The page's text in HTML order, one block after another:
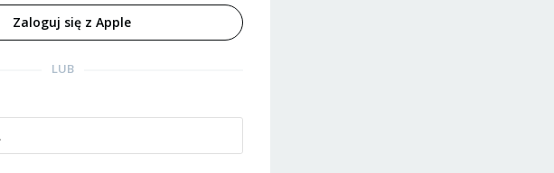
Zaloguj się z Apple
LUB